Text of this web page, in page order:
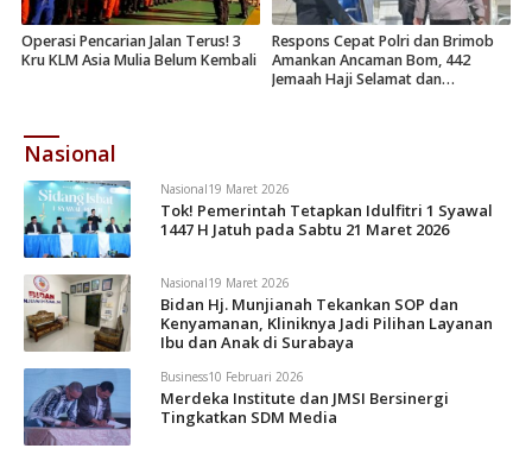
Operasi Pencarian Jalan Terus! 3
Kru KLM Asia Mulia Belum Kembali
Respons Cepat Polri dan Brimob
Amankan Ancaman Bom, 442
Jemaah Haji Selamat dan
Nasional
Nasional19 Maret 2026
Tok! Pemerintah Tetapkan Idulfitri 1 Syawal
1447 H Jatuh pada Sabtu 21 Maret 2026
Nasional19 Maret 2026
Bidan Hj. Munjianah Tekankan SOP dan
Kenyamanan, Kliniknya Jadi Pilihan Layanan
Ibu dan Anak di Surabaya
Business10 Februari 2026
Merdeka Institute dan JMSI Bersinergi
Tingkatkan SDM Media